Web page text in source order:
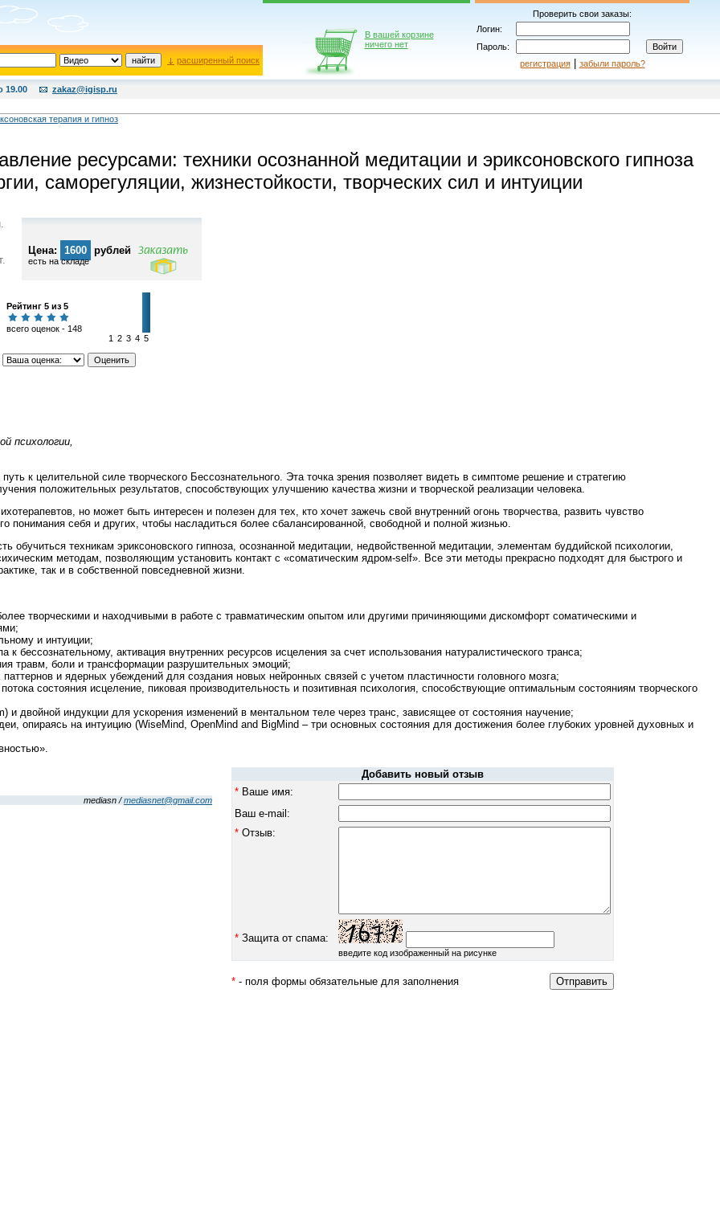
расширенный поиск
В вашей корзине
ничего нет
Проверить свои заказы:
Логин:
Пароль:
регистрация| забыли пароль?
19.00 zakaz@igisp.ru
терапия и гипноз
ресурсами: техники осознанной медитации и эриксоновского гипноза
саморегуляции, жизнестойкости, творческих сил и интуиции
Цена: 1600 рублей
есть на складе
Рейтинг 5 из 5
всего оценок - 148
1 2 3 4 5
психологии,
к целительной силе творческого Бессознательного. Эта точка зрения позволяет видеть в симптоме решение и стратегию
положительных результатов, способствующих улучшению качества жизни и творческой реализации человека.
но может быть интересен и полезен для тех, кто хочет зажечь свой внутренний огонь творчества, развить чувство
понимания себя и других, чтобы насладиться более сбалансированной, свободной и полной жизнью.
обучиться техникам эриксоновского гипноза, осознанной медитации, недвойственной медитации, элементам буддийской психологии,
методам, позволяющим установить контакт с «соматическим ядром-self». Все эти методы прекрасно подходят для быстрого и
так и в собственной повседневной жизни.
творческими и находчивыми в работе с травматическим опытом или другими причиняющими дискомфорт соматическими и
и интуиции;
бессознательному, активация внутренних ресурсов исцеления за счет использования натуралистического транса;
травм, боли и трансформации разрушительных эмоций;
и ядерных убеждений для создания новых нейронных связей с учетом пластичности головного мозга;
состояния исцеление, пиковая производительность и позитивная психология, способствующие оптимальным состояниям творческого
и двойной индукции для ускорения изменений в ментальном теле через транс, зависящее от состояния научение;
опираясь на интуицию (WiseMind, OpenMind and BigMind – три основных состояния для достижения более глубоких уровней духовных и
mediasn /mediasnet@gmail.com
Добавить новый отзыв
* Ваше имя:
Ваш e-mail:
* Отзыв:
* Защита от спама:
введите код изображенный на рисунке
* - поля формы обязательные для заполнения